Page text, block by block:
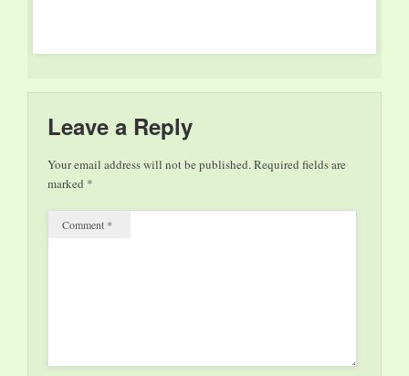
tobenden Berliner
Waldbühne, wo sie
freiem Himmel…
Leave a Reply
Your email address will not be published.Required fields are
marked *
Comment *